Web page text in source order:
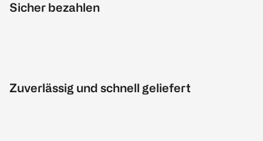
Sicher bezahlen
Zuverlässig und schnell geliefert